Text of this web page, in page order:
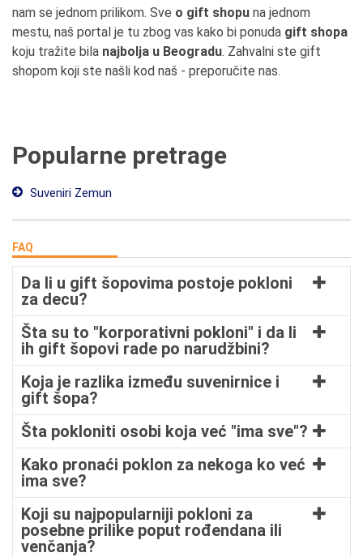
nam se jednom prilikom. Sve o gift shopu na jednom
mestu, naš portal je tu zbog vas kako bi ponuda gift shopa
koju tražite bila najbolja u Beogradu. Zahvalni ste gift
shopom koji ste našli kod naš - preporučite nas.
Popularne pretrage
Suveniri Zemun
FAQ
Da li u gift šopovima postoje pokloni
za decu?
Šta su to "korporativni pokloni" i da li
ih gift šopovi rade po narudžbini?
Koja je razlika između suvenirnice i
gift šopa?
Šta pokloniti osobi koja već "ima sve"?
Kako pronaći poklon za nekoga ko već
ima sve?
Koji su najpopularniji pokloni za
posebne prilike poput rođendana ili
venčanja?